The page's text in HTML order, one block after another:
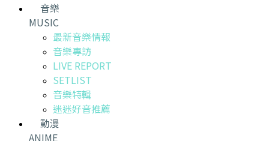
音樂
MUSIC
最新音樂情報
音樂專訪
LIVE REPORT
SETLIST
音樂特輯
迷迷好音推薦
動漫
ANIME